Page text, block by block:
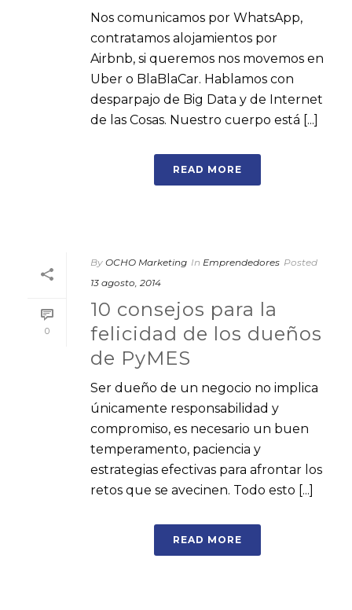
Nos comunicamos por WhatsApp,
contratamos alojamientos por
Airbnb, si queremos nos movemos en
Uber o BlaBlaCar. Hablamos con
desparpajo de Big Data y de Internet
de las Cosas. Nuestro cuerpo está [...]
READ MORE
0
By OCHO Marketing In Emprendedores Posted
13 agosto, 2014
10 consejos para la
felicidad de los dueños
de PyMES
Ser dueño de un negocio no implica
únicamente responsabilidad y
compromiso, es necesario un buen
temperamento, paciencia y
estrategias efectivas para afrontar los
retos que se avecinen. Todo esto [...]
READ MORE